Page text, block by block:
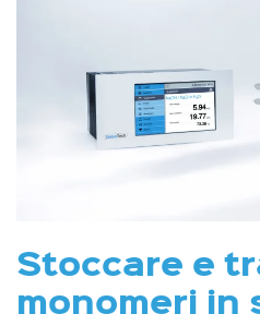
Stoccare e
monomeri in